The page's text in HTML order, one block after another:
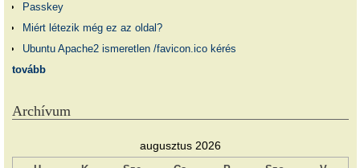
Passkey
Miért létezik még ez az oldal?
Ubuntu Apache2 ismeretlen /favicon.ico kérés
tovább
Archívum
augusztus 2026